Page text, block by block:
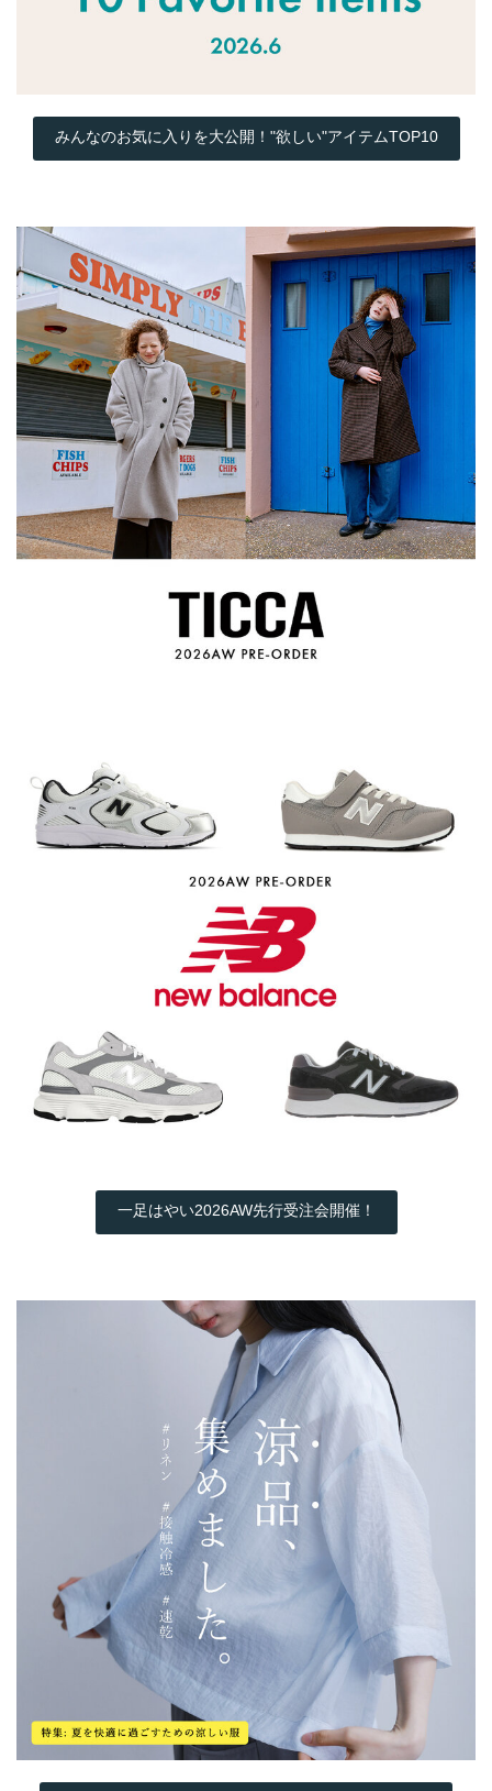
みんなのお気に入りを大公開！"欲しい"アイテムTOP10
一足はやい2026AW先行受注会開催！